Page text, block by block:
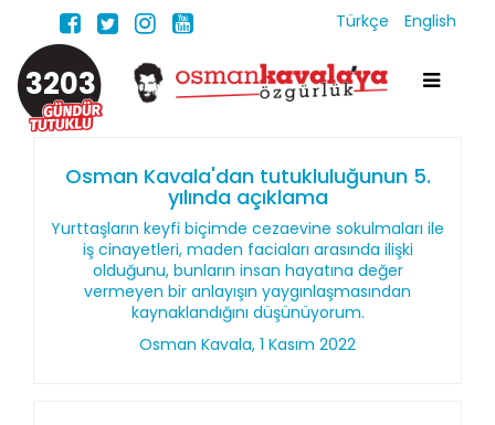
Türkçe English
3203
Osman Kavala'dan tutukluluğunun 5.
yılında açıklama
Yurttaşların keyfi biçimde cezaevine sokulmaları ile
iş cinayetleri, maden faciaları arasında ilişki
olduğunu, bunların insan hayatına değer
vermeyen bir anlayışın yaygınlaşmasından
kaynaklandığını düşünüyorum.
Osman Kavala, 1 Kasım 2022